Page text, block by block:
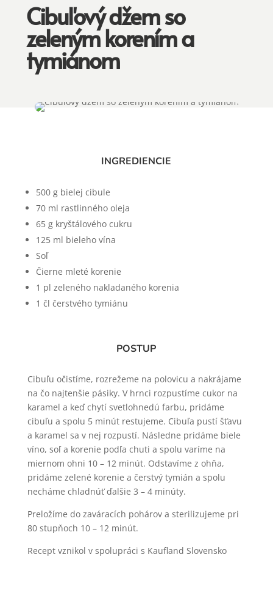
Cibuľový džem so
zeleným korením a
tymiánom
INGREDIENCIE
500 g bielej cibule
70 ml rastlinného oleja
65 g kryštálového cukru
125 ml bieleho vína
Soľ
Čierne mleté korenie
1 pl zeleného nakladaného korenia
1 čl čerstvého tymiánu
POSTUP
Cibuľu očistíme, rozrežeme na polovicu a nakrájame
na čo najtenšie pásiky. V hrnci rozpustíme cukor na
karamel a keď chytí svetlohnedú farbu, pridáme
cibuľu a spolu 5 minút restujeme. Cibuľa pustí šťavu
a karamel sa v nej rozpustí. Následne pridáme biele
víno, soľ a korenie podľa chuti a spolu varíme na
miernom ohni 10 – 12 minút. Odstavíme z ohňa,
pridáme zelené korenie a čerstvý tymián a spolu
necháme chladnúť ďalšie 3 – 4 minúty.
Preložíme do zaváracích pohárov a sterilizujeme pri
80 stupňoch 10 – 12 minút.
Recept vznikol v spolupráci s Kaufland Slovensko